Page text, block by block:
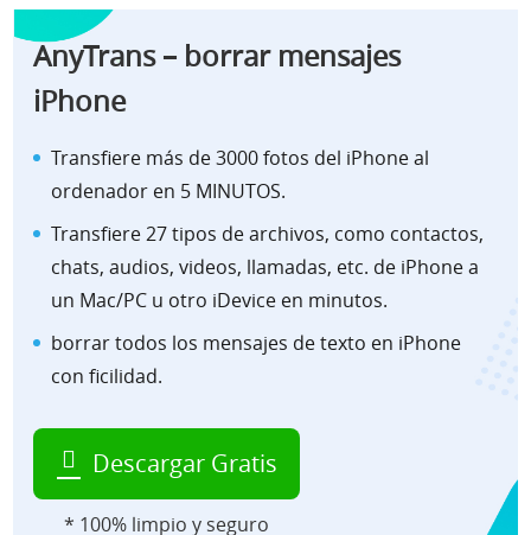
AnyTrans – borrar mensajes
iPhone
Transfiere más de 3000 fotos del iPhone al
ordenador en 5 MINUTOS.
Transfiere 27 tipos de archivos, como contactos,
chats, audios, videos, llamadas, etc. de iPhone a
un Mac/PC u otro iDevice en minutos.
borrar todos los mensajes de texto en iPhone
con ficilidad.
Descargar Gratis
* 100% limpio y seguro